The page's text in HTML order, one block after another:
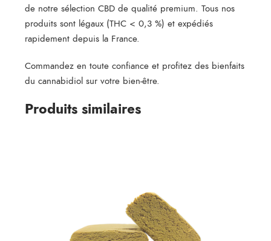
de notre sélection CBD de qualité premium. Tous nos
produits sont légaux (THC < 0,3 %) et expédiés
rapidement depuis la France.
Commandez en toute confiance et profitez des bienfaits
du cannabidiol sur votre bien-être.
Produits similaires